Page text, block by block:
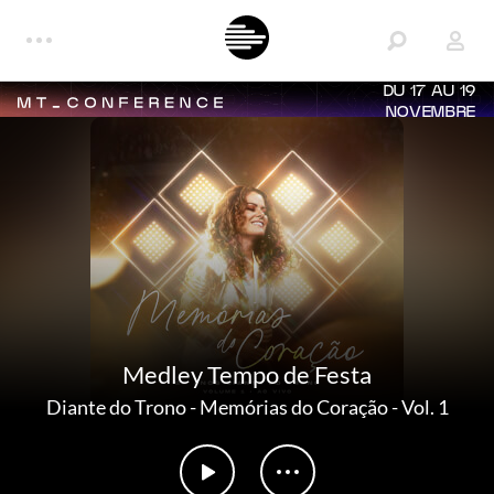
DU 17 AU 19
NOVEMBRE
Medley Tempo de Festa
Diante do Trono-Memórias do Coração - Vol. 1